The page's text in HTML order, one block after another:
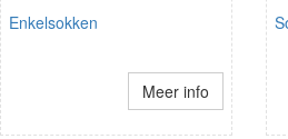
Enkelsokken
Meer info